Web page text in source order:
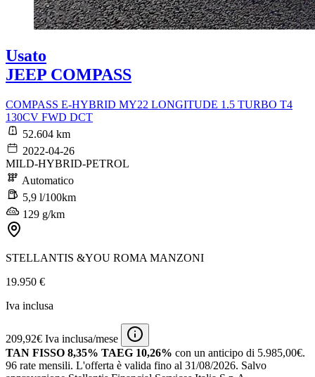
Usato
JEEP COMPASS
COMPASS E-HYBRID MY22 LONGITUDE 1.5 TURBO T4
130CV FWD DCT
52.604 km
2022-04-26
MILD-HYBRID-PETROL
Automatico
5,9 l/100km
129 g/km
STELLANTIS &YOU ROMA MANZONI
19.950 €
Iva inclusa
209,92€ Iva inclusa/mese
TAN FISSO 8,35% TAEG 10,26% con un anticipo di 5.985,00€.
96 rate mensili. L'offerta è valida fino al 31/08/2026. Salvo